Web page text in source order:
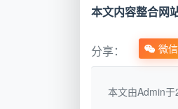
在成都，正
定价，整理了以
本文内容整合网站
分享： 微信
本文由Admin于